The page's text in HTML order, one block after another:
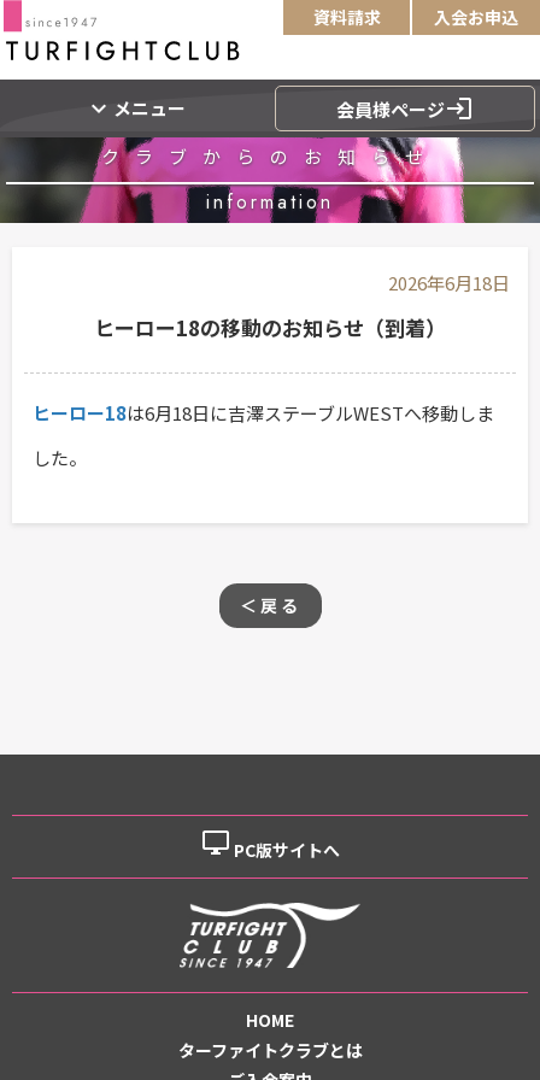
資料請求 入会お申込
expand_more メニュー 会員様ページlogin
クラブからのお知らせ
information
2026年6月18日
ヒーロー18の移動のお知らせ（到着）
ヒーロー18は6月18日に吉澤ステーブルWESTへ移動しま
した。
＜戻る
desktop_windows PC版サイトへ
HOME
ターファイトクラブとは